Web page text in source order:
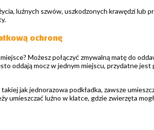
luźnych szwów, uszkodzonych krawędzi lub
ochronę
Możesz połączyć zmywalną matę do
oddają mocz w jednym miejscu, przydatne
jak jednorazowa podkładka, zawsze
umieszczać luźno w klatce, gdzie zwierzęta